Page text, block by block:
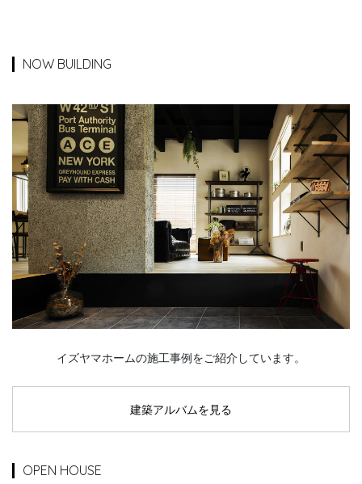
NOW BUILDING
イズヤマホームの施工事例をご紹介しています。
建築アルバムを見る
OPEN HOUSE